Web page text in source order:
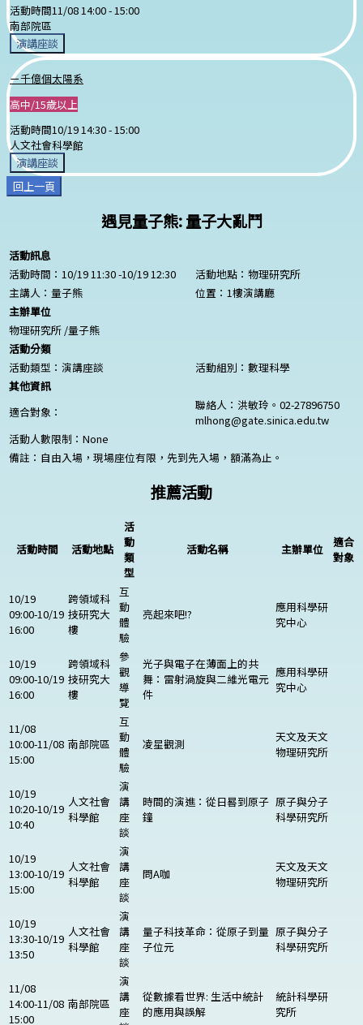
活動時間11/08 14:00 -15:00
南部院區
演講座談
ㄧ千億個太陽系
高中/15歲以上
活動時間10/19 14:30 -15:00
人文社會科學館
演講座談
回上一頁
遇見量子熊: 量子大亂鬥
活動訊息
活動時間：10/19 11:30 -10/19 12:30
活動地點：物理研究所
主講人：量子熊
位置：1樓演講廳
主辦單位
物理研究所 /量子熊
活動分類
活動類型：演講座談
活動組別：數理科學
其他資訊
適合對象：
聯絡人：洪敏玲。02-27896750
mlhong@gate.sinica.edu.tw
活動人數限制： None
備註：自由入場，現場座位有限，先到先入場，額滿為止。
推薦活動
活動時間 活動地點
活
動
類
型
活動名稱 主辦單位
適合
對象
10/19
09:00-10/19
16:00
跨領域科
技研究大
樓
互
動
體
驗
亮起來吧!?
應用科學研
究中心
10/19
09:00-10/19
16:00
跨領域科
技研究大
樓
參
觀
導
覽
光子與電子在薄面上的共
舞：雷射渦旋與二維光電元
件
應用科學研
究中心
11/08
10:00-11/08
15:00
南部院區
互
動
體
驗
凌星觀測
天文及天文
物理研究所
10/19
10:20-10/19
10:40
人文社會
科學館
演
講
座
談
時間的演進：從日晷到原子
鐘
原子與分子
科學研究所
10/19
13:00-10/19
15:00
人文社會
科學館
演
講
座
談
問A咖
天文及天文
物理研究所
10/19
13:30-10/19
13:50
人文社會
科學館
演
講
座
談
量子科技革命：從原子到量
子位元
原子與分子
科學研究所
11/08
14:00-11/08
15:00
南部院區
演
講
座
從數據看世界: 生活中統計
的應用與誤解
統計科學研
究所